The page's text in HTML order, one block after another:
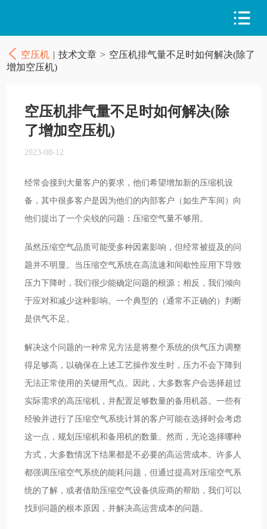
空压机 | 技术文章 > 空压机排气量不足时如何解决(除了
增加空压机)
空压机排气量不足时如何解决(除
了增加空压机)
2023-08-12
经常会接到大量客户的要求，他们希望增加新的压缩机设
备，其中很多客户是因为他们的内部客户（如生产车间）向
他们提出了一个尖锐的问题：压缩空气量不够用。
虽然压缩空气品质可能受多种因素影响，但经常被提及的问
题并不明显。当压缩空气系统在高流速和间歇性应用下导致
压力下降时，我们很少能确定问题的根源；相反，我们倾向
于应对和减少这种影响。一个典型的（通常不正确的）判断
是供气不足。
解决这个问题的一种常见方法是将整个系统的供气压力调整
得足够高，以确保在上述工艺操作发生时，压力不会下降到
无法正常使用的关键用气点。因此，大多数客户会选择超过
实际需求的高压缩机，并配置足够数量的备用机器。一些有
经验并进行了压缩空气系统计算的客户可能在选择时会考虑
这一点，规划压缩机和备用机的数量。然而，无论选择哪种
方式，大多数情况下结果都是不必要的高运营成本。许多人
都强调压缩空气系统的能耗问题，但通过提高对压缩空气系
统的了解，或者借助压缩空气设备供应商的帮助，我们可以
找到问题的根本原因，并解决高运营成本的问题。